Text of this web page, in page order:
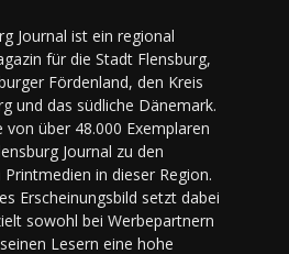
Journal ist ein regional
für die Stadt Flensburg,
Fördenland, den Kreis
und das südliche Dänemark.
von über 48.000 Exemplaren
Journal zu den
in dieser Region.
Erscheinungsbild setzt dabei
sowohl bei Werbepartnern
Lesern eine hohe